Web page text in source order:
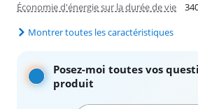
Économie d'énergie sur la durée de vie
Montrer toutes les caractéristiques
Posez-moi toutes vos
produit